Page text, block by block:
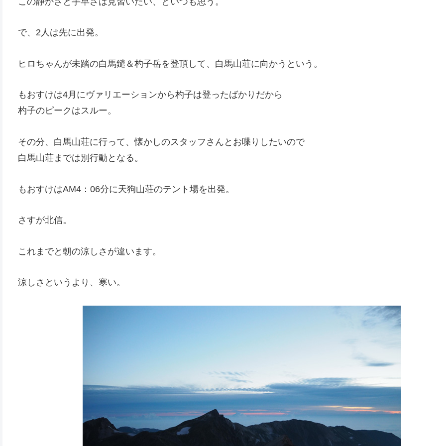
で、2人は先に出発。
ヒロちゃんが未踏の白馬鑓＆杓子岳を登頂して、白馬山荘に向かうという。
もおすけは4月にヴァリエーションから杓子は登ったばかりだから
杓子のピークはスルー。
その分、白馬山荘に行って、懐かしのスタッフさんとお喋りしたいので
白馬山荘までは別行動となる。
もおすけはAM4：06分に天狗山荘のテント場を出発。
さすが北信。
これまでと朝の涼しさが違います。
涼しさというより、寒い。